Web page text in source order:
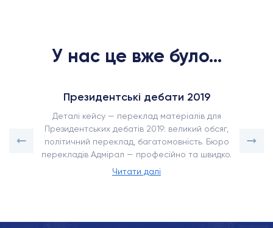
У нас це вже було...
Президентські дебати 2019
Деталі кейсу — переклад матеріалів для
Президентських дебатів 2019: великий обсяг,
політичний переклад, багатомовність. Бюро
перекладів Адмірал — професійно та швидко.
Читати далі